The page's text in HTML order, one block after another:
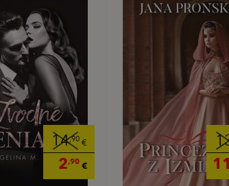
14,90 €
2,90 € 11